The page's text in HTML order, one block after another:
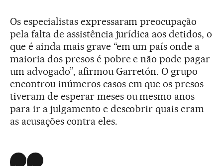
Os especialistas expressaram preocupação
pela falta de assistência jurídica aos detidos, o
que é ainda mais grave “em um país onde a
maioria dos presos é pobre e não pode pagar
um advogado”, afirmou Garretón. O grupo
encontrou inúmeros casos em que os presos
tiveram de esperar meses ou mesmo anos
para ir a julgamento e descobrir quais eram
as acusações contra eles.